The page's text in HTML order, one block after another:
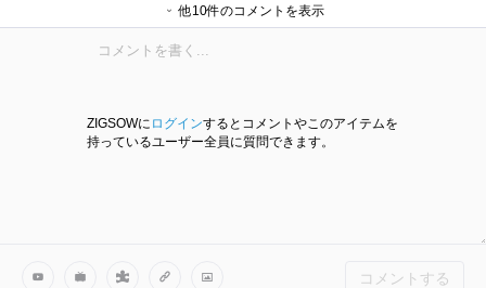
つくもさん
ひろひさるさん
かずや。さん
ネイエフさん
ネイエフさん
つくもさん
退会したユーザーさん
s3zm4rさん 他10件のコメントを表示
ZIGSOWに ログインするとコメントやこのアイテムを
持っているユーザー全員に質問できます。
コメントする